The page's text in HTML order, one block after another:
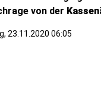
von der
23.11.2020 06:05